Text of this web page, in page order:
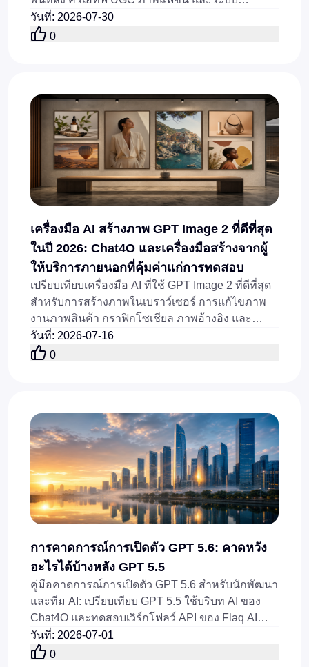
อัตโนมัติสำหรับภาพสินค้า แบบรวดเร็ว
วันที่: 2026-07-30
0
เครื่องมือ AI สร้างภาพ GPT Image 2 ที่ดีที่สุด
ในปี 2026: Chat4O และเครื่องมือสร้างจากผู้
ให้บริการภายนอกที่คุ้มค่าแก่การทดสอบ
เปรียบเทียบเครื่องมือ AI ที่ใช้ GPT Image 2 ที่ดีที่สุด
สำหรับการสร้างภาพในเบราว์เซอร์ การแก้ไขภาพ
งานภาพสินค้า กราฟิกโซเชียล ภาพอ้างอิง และ
เวิร์กโฟลว์ผ่าน API ในปี 2026
วันที่: 2026-07-16
0
การคาดการณ์การเปิดตัว GPT 5.6: คาดหวัง
อะไรได้บ้างหลัง GPT 5.5
คู่มือคาดการณ์การเปิดตัว GPT 5.6 สำหรับนักพัฒนา
และทีม AI: เปรียบเทียบ GPT 5.5 ใช้บริบท AI ของ
Chat4O และทดสอบเวิร์กโฟลว์ API ของ Flaq AI
GPT 5.5 ก่อนเปิดตัว
วันที่: 2026-07-01
0